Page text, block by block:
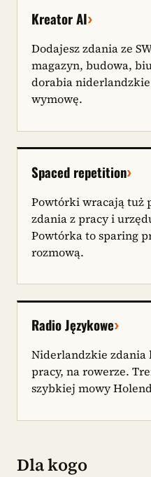
Kreator AI›
Dodajesz zdania ze
magazyn, budowa,
dorabia
wymowę.
Spaced repetition›
Powtórki wracają tuż
zdania z pracy i
Powtórka to sparing
rozmową.
Radio Językowe›
Niderlandzkie zdania
pracy, na rowerze.
szybkiej mowy
Dla kogo